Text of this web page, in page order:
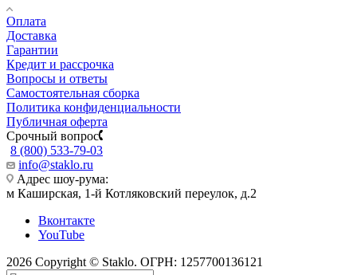
Оплата
Доставка
Гарантии
Кредит и рассрочка
Вопросы и ответы
Самостоятельная сборка
Политика конфиденциальности
Публичная оферта
Срочный вопрос
8 (800) 533-79-03
info@staklo.ru
Адрес шоу-рума:
м Каширская, 1-й Котляковский переулок, д.2
Вконтакте
YouTube
2026 Copyright © Staklo. ОГРН: 1257700136121